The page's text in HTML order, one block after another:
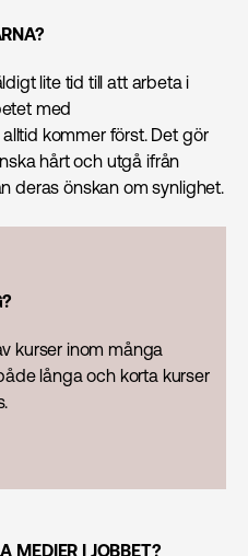
lite tid till att arbeta i
med
kommer först. Det gör
hårt och utgå ifrån
deras önskan om synlighet.
kurser inom många
långa och korta kurser
MEDIER I JOBBET?